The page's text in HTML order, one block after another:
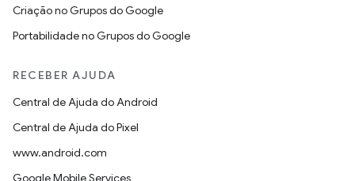
Criação no Grupos do Google
Portabilidade no Grupos do Google
RECEBER AJUDA
Central de Ajuda do Android
Central de Ajuda do Pixel
www.android.com
Google Mobile Services